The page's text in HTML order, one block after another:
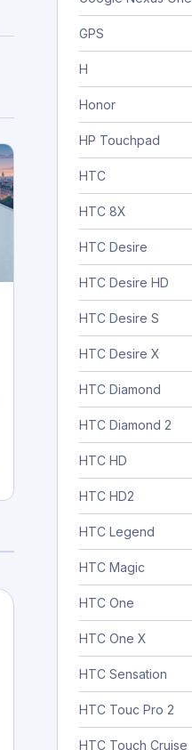
GPS
H
Honor
HP Touchpad
HTC
HTC 8X
HTC Desire
HTC Desire HD
HTC Desire S
HTC Desire X
HTC Diamond
HTC Diamond 2
HTC HD
HTC HD2
HTC Legend
HTC Magic
HTC One
HTC One X
HTC Sensation
HTC Touc Pro 2
HTC Touch Cruise